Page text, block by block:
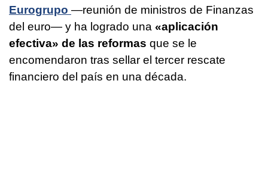
Eurogrupo —reunión de ministros de Finanzas
del euro— y ha logrado una «aplicación
efectiva» de las reformas que se le
encomendaron tras sellar el tercer rescate
financiero del país en una década.